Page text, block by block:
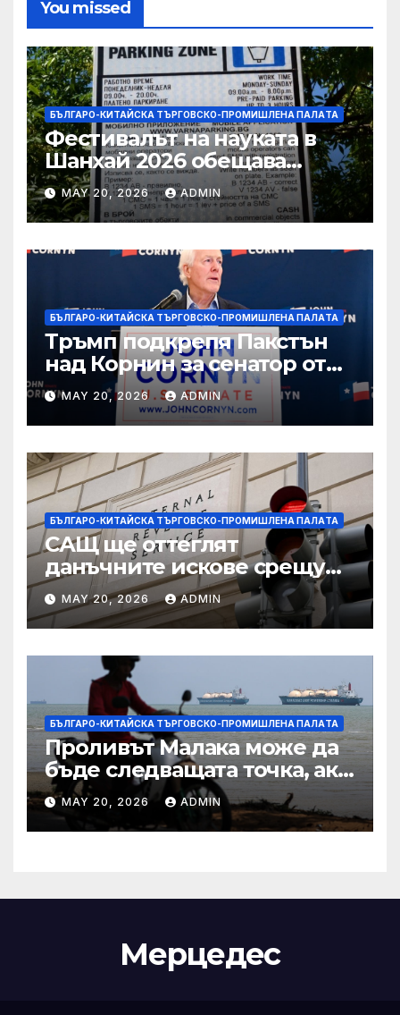
You missed
БЪЛГАРО-КИТАЙСКА ТЪРГОВСКО-ПРОМИШЛЕНА ПАЛAТА
Фестивалът на науката в
Шанхай 2026 обещава
вълнуващи научно-
технологични иновации
MAY 20, 2026 ADMIN
БЪЛГАРО-КИТАЙСКА ТЪРГОВСКО-ПРОМИШЛЕНА ПАЛAТА
Тръмп подкрепя Пакстън
над Корнин за сенатор от
Тексас в шокираща
подкрепа
MAY 20, 2026 ADMIN
БЪЛГАРО-КИТАЙСКА ТЪРГОВСКО-ПРОМИШЛЕНА ПАЛAТА
САЩ ще оттеглят
данъчните искове срещу
Тръмп „завинаги“ в
сделката за съдебно дело с
IRS
MAY 20, 2026 ADMIN
БЪЛГАРО-КИТАЙСКА ТЪРГОВСКО-ПРОМИШЛЕНА ПАЛAТА
Проливът Малака може да
бъде следващата точка, ако
Азия не внимава
MAY 20, 2026 ADMIN
Мерцедес